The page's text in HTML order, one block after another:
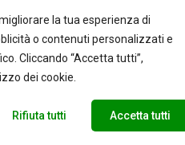
la tua esperienza di
o contenuti personalizzati e
Cliccando “Accetta tutti”,
dei cookie.
Rifiuta tutti Accetta tutti